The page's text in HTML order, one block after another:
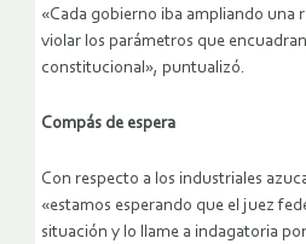
«Cada gobierno iba ampliando una
violar los parámetros que
constitucional», puntualizó.
Compás de espera
Con respecto a los industriales
«estamos esperando que el juez
situación y lo llame a indagatoria